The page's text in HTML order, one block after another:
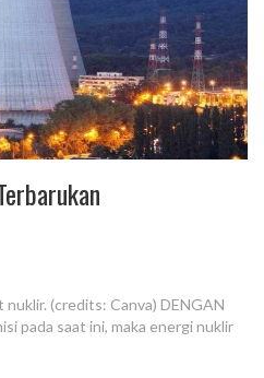
(credits: Canva) DENGAN
pada saat ini, maka energi nuklir